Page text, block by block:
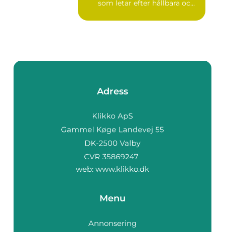
som letar efter hållbara oc...
Adress
web: www.klikko.dk
Menu
Annonsering